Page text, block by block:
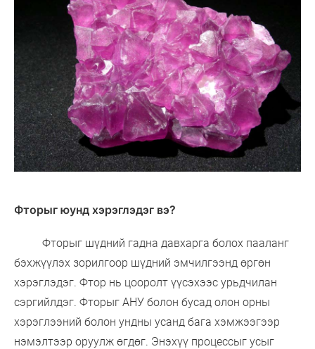
Фторыг юунд хэрэглэдэг вэ?
Фторыг шүдний гадна давхарга болох пааланг
бэхжүүлэх зорилгоор шүдний эмчилгээнд өргөн
хэрэглэдэг. Фтор нь цооролт үүсэхээс урьдчилан
сэргийлдэг. Фторыг АНУ болон бусад олон орны
хэрэглээний болон ундны усанд бага хэмжээгээр
нэмэлтээр оруулж өгдөг. Энэхүү процессыг усыг